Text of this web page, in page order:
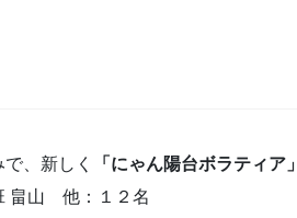
、新しく 「にゃん陽台ボラティア」
畠山 他：１２名